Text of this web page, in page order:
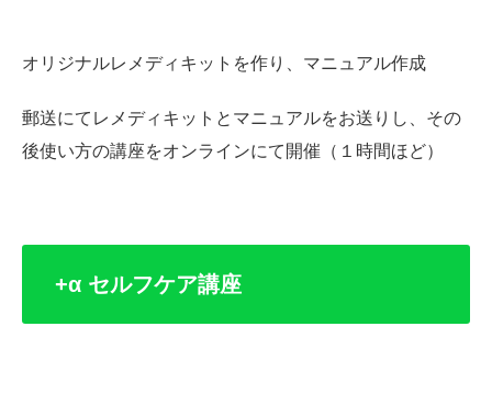
オリジナルレメディキットを作り、マニュアル作成
郵送にてレメディキットとマニュアルをお送りし、その
後使い方の講座をオンラインにて開催（１時間ほど）
+α セルフケア講座